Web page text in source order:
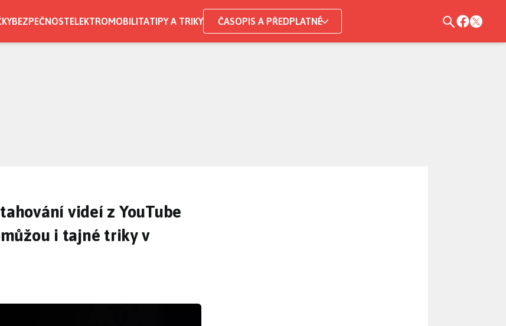
BEZPEČNOSTELEKTROMOBILITATIPY A TRIKY ČASOPIS A PŘEDPLATNÉ
videí z YouTube
i tajné triky v